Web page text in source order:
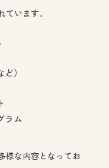
います。
）
ラム
様な内容となってお